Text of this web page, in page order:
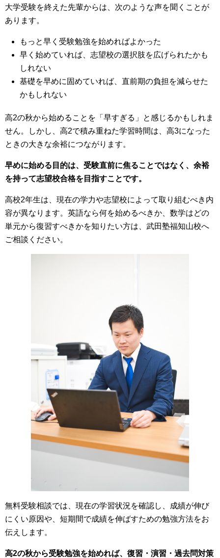
大学受験を終えた先輩からは、次のような声を聞くことが
あります。
もっと早く受験勉強を始めればよかった
早く始めていれば、志望校の選択肢を広げられたかも
しれない
基礎を早めに固めていれば、直前期の負担を減らせた
かもしれない
高2の秋から始めることを「早すぎる」と感じるかもしれま
せん。しかし、高2で積み重ねた学習時間は、高3になった
ときの大きな余裕につながります。
早めに始める目的は、受験直前に焦ることではなく、余裕
を持って志望校合格を目指すことです。
高校2年生は、現在の学力や志望校によって取り組むべき内
容が異なります。英語なら何を始めるべきか、数学はどの
単元から復習すべきかを知りたい方は、武田塾福知山校へ
ご相談ください。
無料受験相談では、現在の学習状況を確認し、成績が伸び
にくい原因や、短期間で成績を伸ばすための勉強方法をお
伝えします。
高2の秋から受験勉強を始めれば、復習・演習・過去問対策